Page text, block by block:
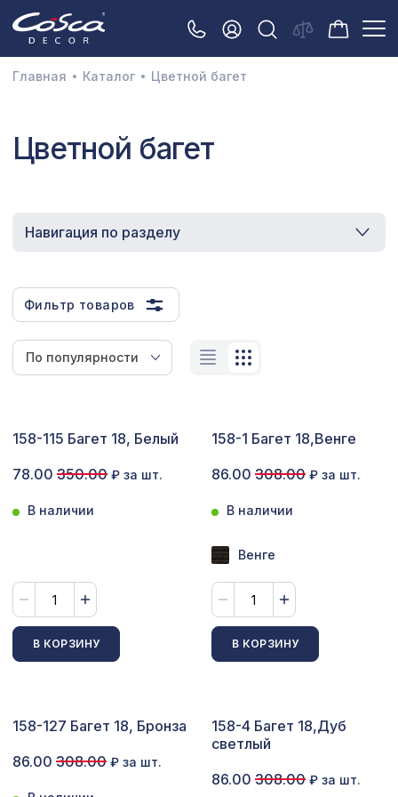
Акустические панели
Натуральные покрытия
Перфорированные панели
Плинтусы
Сопутствующие товары
ПОПУЛЯРНЫЕ ТОВАРЫ
Натуральные обои Cosca Traditional
Prints L5071, 0,91 x 5,5 м
Экран для радиатора, МОДЕРН,
рамка 900х600мм, перфорация
ДАМАСКО, дуб сонома
Главная Каталог Цветной багет
Цветной багет
Навигация по разделу
Фильтр товаров
По популярности
158-115 Багет 18, Белый
78.00 350.00 ₽ за шт.
В наличии
В КОРЗИНУ
158-1 Багет 18,Венге
86.00 308.00 ₽ за шт.
В наличии
Венге
В КОРЗИНУ
158-127 Багет 18, Бронза
86.00 308.00 ₽ за шт.
158-4 Багет 18,Дуб
светлый
86.00 308.00 ₽ за шт.